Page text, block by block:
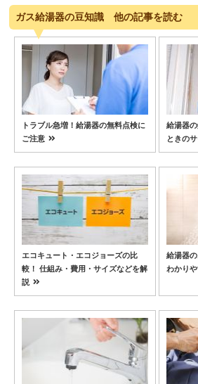
ガス給湯器の豆知識 他の記事を読む
トラブル急増！給湯器の無料点検に
ご注意
給湯器
ときの
エコキュート・エコジョーズの比
較！ 仕組み・費用・サイズなどを解
説
給湯器
わかり